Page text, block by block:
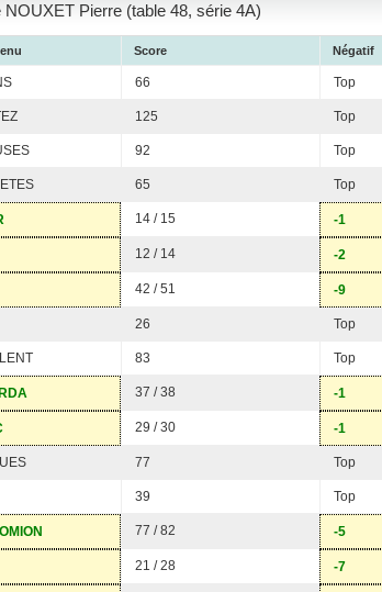
NOUXET Pierre (table 48, série 4A)
Score Négatif
66 Top
125 Top
92 Top
65 Top
14 / 15 -1
12 / 14 -2
42 / 51 -9
26 Top
83 Top
37 / 38 -1
29 / 30 -1
77 Top
39 Top
77 / 82 -5
21 / 28 -7